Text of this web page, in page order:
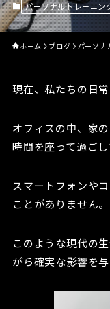
パーソナルトレーニン
ホーム ブログ パーソナ
現在、私たちの日
オフィスの中、家
時間を座って過ごし
スマートフォンや
ことがありません。
このような現代の
がら確実な影響を与